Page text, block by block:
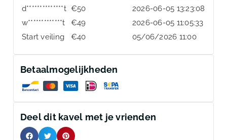
d**************t €50
2026-06-05 13:23:08
w*************t
€49
2026-06-05 11:05:33
Start veiling
€40 05/06/2026 11:00
Betaalmogelijkheden
Deel dit kavel met je vrienden